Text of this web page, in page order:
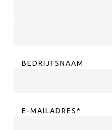
BEDRIJFSNAAM
E-MAILADRES*